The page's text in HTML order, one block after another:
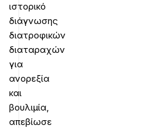
ιστορικό
διάγνωσης
διατροφικών
διαταραχών
για
ανορεξία
και
βουλιμία,
απεβίωσε